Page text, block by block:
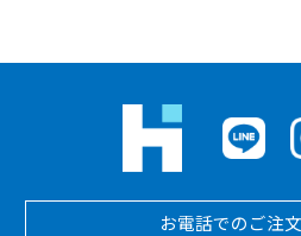
お電話でのご注